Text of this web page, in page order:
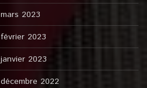
mars 2023
février 2023
janvier 2023
décembre 2022